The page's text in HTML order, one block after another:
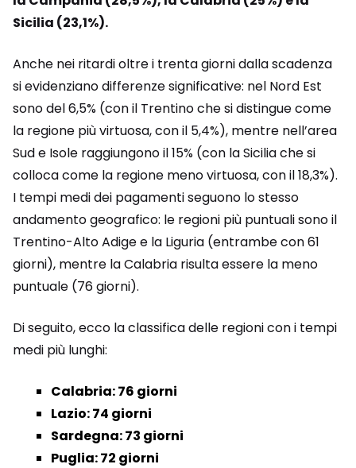
Sicilia (23,1%).
Anche nei ritardi oltre i trenta giorni dalla scadenza
si evidenziano differenze significative: nel Nord Est
sono del 6,5% (con il Trentino che si distingue come
la regione più virtuosa, con il 5,4%), mentre nell’area
Sud e Isole raggiungono il 15% (con la Sicilia che si
colloca come la regione meno virtuosa, con il 18,3%).
I tempi medi dei pagamenti seguono lo stesso
andamento geografico: le regioni più puntuali sono il
Trentino-Alto Adige e la Liguria (entrambe con 61
giorni), mentre la Calabria risulta essere la meno
puntuale (76 giorni).
Di seguito, ecco la classifica delle regioni con i tempi
medi più lunghi:
Calabria: 76 giorni
Lazio: 74 giorni
Sardegna: 73 giorni
Puglia: 72 giorni